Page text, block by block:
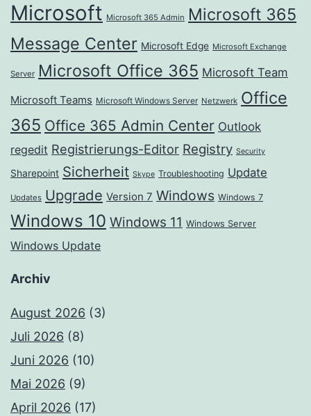
Microsoft Microsoft 365 Admin Microsoft 365
Message Center Microsoft Edge Microsoft Exchange
Server Microsoft Office 365 Microsoft Team
Microsoft Teams Microsoft Windows Server Netzwerk Office
365 Office 365 Admin Center Outlook
regedit Registrierungs-Editor Registry Security
Sharepoint Sicherheit Skype Troubleshooting Update
Updates Upgrade Version 7 Windows Windows 7
Windows 10 Windows 11 Windows Server
Windows Update
Archiv
August 2026 (3)
Juli 2026 (8)
Juni 2026 (10)
Mai 2026 (9)
April 2026 (17)